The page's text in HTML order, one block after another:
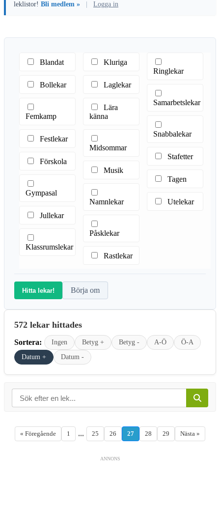
leklistor! Bli medlem » Logga in
Blandat
Bollekar
Femkamp
Festlekar
Förskola
Gympasal
Jullekar
Klassrumslekar
Kluriga
Laglekar
Lära
känna
Midsommar
Musik
Namnlekar
Påsklekar
Rastlekar
Ringlekar
Samarbetslekar
Snabbalekar
Stafetter
Tagen
Utelekar
Hitta lekar! Börja om
572 lekar hittades
Sortera: Ingen Betyg + Betyg - A-Ö
Ö-A
Datum +
Datum -
« Föregående 1 ... 25 26 27 28 29 Nästa »
ANNONS